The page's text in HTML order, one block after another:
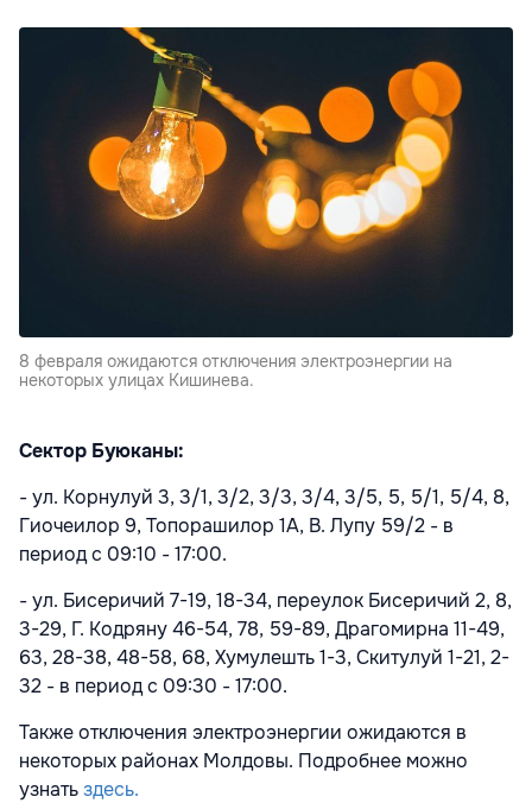
8 февраля ожидаются отключения электроэнергии на
некоторых улицах Кишинева.
Сектор Буюканы:
- ул. Корнулуй 3, 3/1, 3/2, 3/3, 3/4, 3/5, 5, 5/1, 5/4, 8,
Гиочеилор 9, Топорашилор 1A, В. Лупу 59/2 - в
период с 09:10 - 17:00.
- ул. Бисеричий 7-19, 18-34, переулок Бисеричий 2, 8,
3-29, Г. Кодряну 46-54, 78, 59-89, Драгомирна 11-49,
63, 28-38, 48-58, 68, Хумулешть 1-3, Скитулуй 1-21, 2-
32 - в период с 09:30 - 17:00.
Также отключения электроэнергии ожидаются в
некоторых районах Молдовы. Подробнее можно
узнатьздесь.